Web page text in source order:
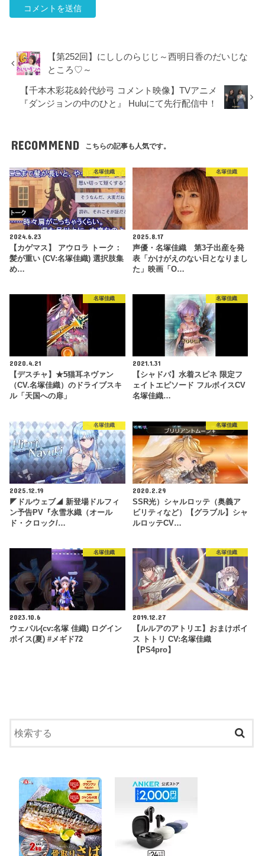
【第252回】にししのらじじ～西明日香のだいじな
ところ♡～
【千本木彩花&鈴代紗弓 コメント映像】TVアニメ
『ダンジョンの中のひと』 Huluにて先行配信中！
RECOMMEND こちらの記事も人気です。
名塚佳織
2024.6.23
【カゲマス】 アウロラ トーク：
髪が重い (CV:名塚佳織) 選択肢集
め…
名塚佳織
2025.8.17
声優・名塚佳織 第3子出産を発
表「かけがえのない日となりまし
た」映画「O…
名塚佳織
2020.4.21
【デスチャ】★5猫耳ネヴァン
（CV.名塚佳織）のドライブスキ
ル「天国への扉」
名塚佳織
2021.1.31
【シャドバ】水着スピネ 限定フ
ェイトエピソード フルボイスCV
名塚佳織…
名塚佳織
2025.12.19
◤ドルウェブ◢ 新登場ドルフィ
ン予告PV『永雪氷織（オール
ド・クロック/…
名塚佳織
2020.2.29
SSR光）シャルロッテ（奥義ア
ビリティなど）【グラブル】シャ
ルロッテCV…
名塚佳織
2023.10.6
ウェパル(cv:名塚 佳織) ログイン
ボイス(夏) #メギド72
名塚佳織
2019.12.27
【ルルアのアトリエ】おまけボイ
ス トトリ CV:名塚佳織
【PS4pro】